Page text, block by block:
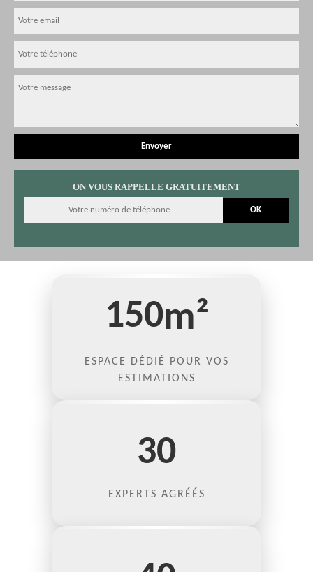
ON VOUS RAPPELLE GRATUITEMENT
150m²
ESPACE DÉDIÉ POUR VOS
ESTIMATIONS
30
EXPERTS AGRÉÉS